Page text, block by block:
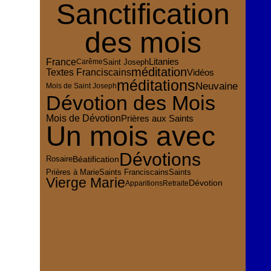
Sanctification
des mois
FranceCarêmeSaint Joseph Litanies
Textes FranciscainsméditationVidéos
Mois de Saint JosephméditationsNeuvaine
Dévotion des Mois
Mois de DévotionPrières aux Saints
Un mois avec
RosaireBéatification Dévotions
Prières à MarieSaints FranciscainsSaints
Vierge MarieApparitionsRetraiteDévotion